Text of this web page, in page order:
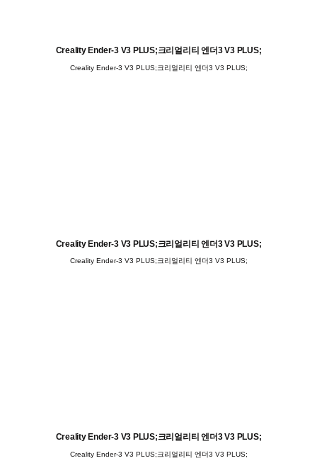
Creality Ender-3 V3 PLUS;크리얼리티 엔더3 V3 PLUS;
Creality Ender-3 V3 PLUS;크리얼리티 엔더3 V3 PLUS;
Creality Ender-3 V3 PLUS;크리얼리티 엔더3 V3 PLUS;
Creality Ender-3 V3 PLUS;크리얼리티 엔더3 V3 PLUS;
Creality Ender-3 V3 PLUS;크리얼리티 엔더3 V3 PLUS;
Creality Ender-3 V3 PLUS;크리얼리티 엔더3 V3 PLUS;